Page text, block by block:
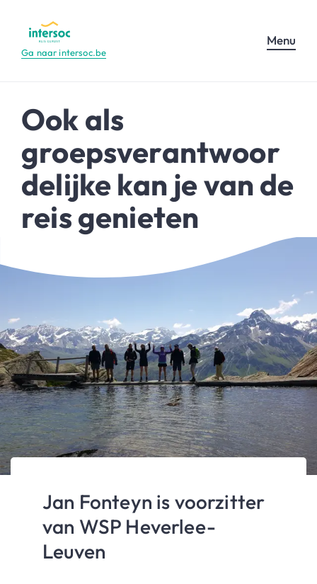
Ga naar intersoc.be
Menu
Ook als
groepsverantwoor
delijke kan je van de
reis genieten
Jan Fonteyn is voorzitter
van WSP Heverlee-
Leuven